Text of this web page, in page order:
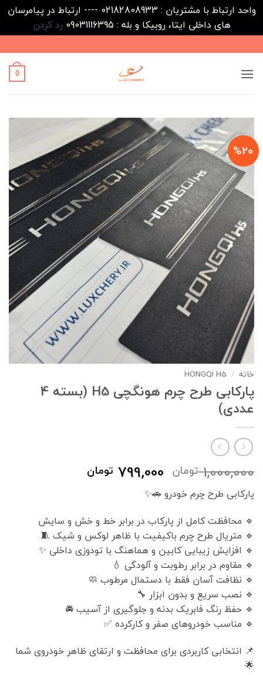
واحد ارتباط با مشتریان : 02182808933 ---- ارتباط در پیامرسان
های داخلی ایتا، روبیکا و بله : 09031116395
رد کردن
to
content
0
%20
خانه /
HONGQI H5
پارکابی طرح چرم هونگچی H5 (بسته 4
عددی)
1,000,000 تومان قیمت
اصلی
بود.
799,000 تومان
است.
پارکابی طرح چرم خودرو 🚗✨
🔹 محافظت کامل از پارکاب در برابر خط و خش و سایش
🔹 متریال طرح چرم باکیفیت با ظاهر لوکس و شیک 🧵
🔹 افزایش زیبایی کابین و هماهنگ با تودوزی داخلی ✨
🔹 مقاوم در برابر رطوبت و آلودگی 💧
🔹 نظافت آسان فقط با دستمال مرطوب 🧼
🔹 نصب سریع و بدون ابزار 🔧
🔹 حفظ رنگ فابریک بدنه و جلوگیری از آسیب 🚘
🔹 مناسب خودروهای صفر و کارکرده ✅
📌 انتخابی کاربردی برای محافظت و ارتقای ظاهر خودروی شما
🌟